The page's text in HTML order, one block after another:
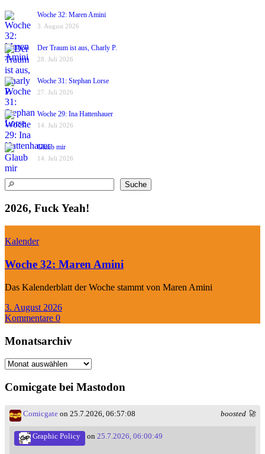
Woche 32: Maren Amini
3. August 2026
Der Traum ist aus, Charly P.
28. Juli 2026
Woche 31: Stephan Lorse
27. Juli 2026
Woche 29: Ina Hattenhauer
14. Juli 2026
Glaub mir
14. Juli 2026
Suchen Suche
2026, Fuck Yeah!
Kalender
Woche 32: Maren Amini
Das Kalenderblatt der Woche stammt von Maren Amini
3. August 2026
Kommentare 0
Monatsarchiv
Monatsarchiv
Comicgate bei Mastodon
boosted 🚀
Comicgate on 25.7.2026, 06:57:08
Graphic Policy on 25.7.2026, 06:00:49